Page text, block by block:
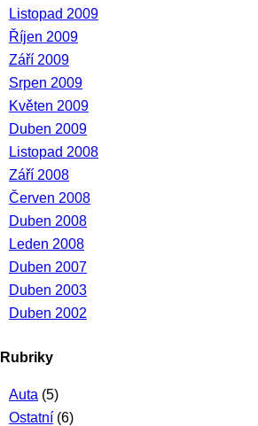
Listopad 2009
Říjen 2009
Září 2009
Srpen 2009
Květen 2009
Duben 2009
Listopad 2008
Září 2008
Červen 2008
Duben 2008
Leden 2008
Duben 2007
Duben 2003
Duben 2002
Rubriky
Auta (5)
Ostatní (6)